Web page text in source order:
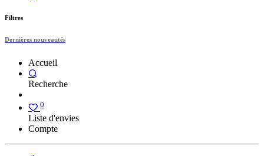
Filtres
Dernières nouveautés
Accueil
Recherche
0
Liste d'envies
Compte